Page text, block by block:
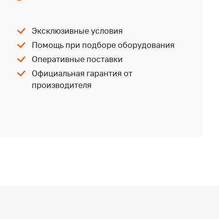
Эксклюзивные условия
Помощь при подборе оборудования
Оперативные поставки
Официальная гарантия от
производителя